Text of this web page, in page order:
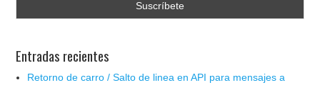
Entradas recientes
Retorno de carro / Salto de linea en API para mensajes a